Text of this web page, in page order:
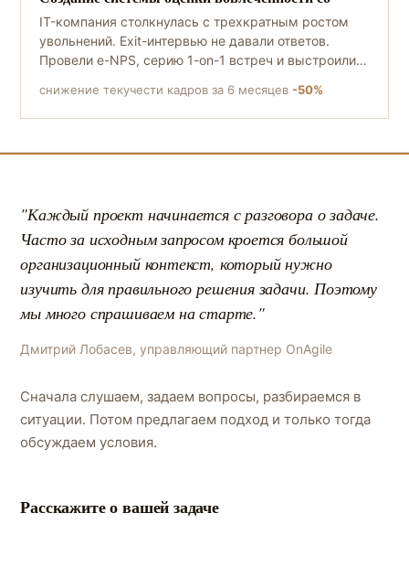
IT-компания столкнулась с трехкратным ростом
увольнений. Exit-интервью не давали ответов.
Провели e-NPS, серию 1-on-1 встреч и выстроили
снизилась вдвое, индекс вовлеченности вырос до
70%.
снижение текучести кадров за 6 месяцев -50%
"Каждый проект начинается с разговора о задаче.
Часто за исходным запросом кроется большой
организационный контекст, который нужно
изучить для правильного решения задачи. Поэтому
мы много спрашиваем на старте."
Дмитрий Лобасев, управляющий партнер OnAgile
Сначала слушаем, задаем вопросы, разбираемся в
ситуации. Потом предлагаем подход и только тогда
обсуждаем условия.
Расскажите о вашей задаче